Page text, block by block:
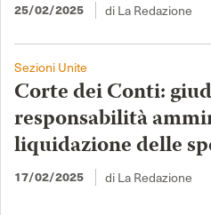
25/02/2025 di La Redazione
Sezioni Unite
Corte dei Conti:
responsabilità
liquidazione delle
17/02/2025 di La Redazione